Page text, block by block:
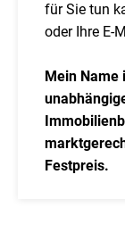
für Sie tun
oder Ihre E-
Mein Name
Festpreis.